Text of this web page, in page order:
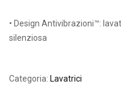
• Design Antivibrazioni™:
silenziosa
Categoria: Lavatrici